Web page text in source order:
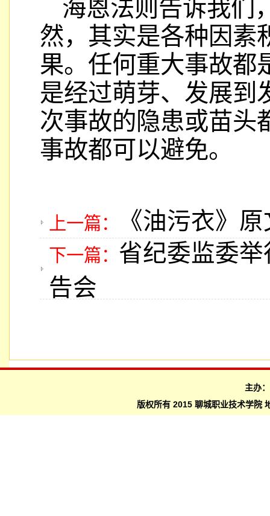
海恩法则告诉我们
然，其实是各种因素
果。任何重大事故都
是经过萌芽、发展到
次事故的隐患或苗头
事故都可以避免。
上一篇： 《油污衣》
下一篇： 省纪委监委
告会
主办
版权所有 2015 聊城职业技术学院